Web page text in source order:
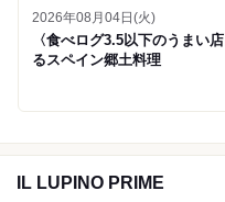
2026年08月04日(火)
〈食べログ3.5以下のうまい
るスペイン郷土料理
IL LUPINO PRIME